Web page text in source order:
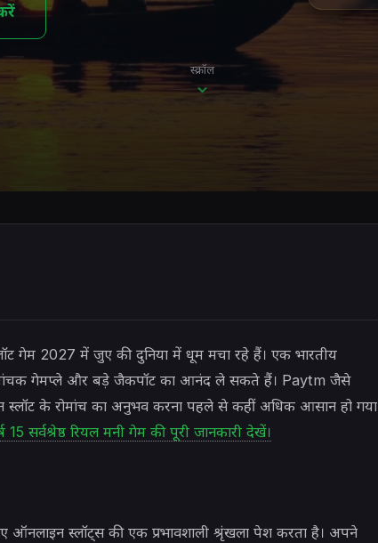
स्क्रॉल
गेम 2027 में जुए की दुनिया में धूम मचा रहे हैं। एक भारतीय
गेमप्ले और बड़े जैकपॉट का आनंद ले सकते हैं। Paytm जैसे
स्लॉट के रोमांच का अनुभव करना पहले से कहीं अधिक आसान हो गया
15 सर्वश्रेष्ठ रियल मनी गेम की पूरी जानकारी देखें।
ऑनलाइन स्लॉट्स की एक प्रभावशाली श्रृंखला पेश करता है। अपने